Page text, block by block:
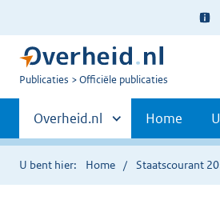
Ter
U
Publicaties Officiële publicaties
Primaire
navigatie
Andere
sites
binnen
Overheid.nl Home
U bent hier: Home Staatscourant